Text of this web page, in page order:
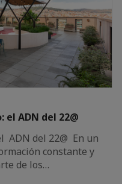
ADN del 22@
ADN del 22@ En un
constante y
de los…